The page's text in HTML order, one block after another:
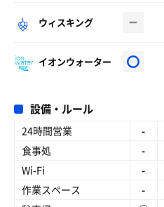
ウィスキング
イオンウォーター
設備・ルール
24時間営業 -
食事処
-
Wi-Fi
-
作業スペース
-